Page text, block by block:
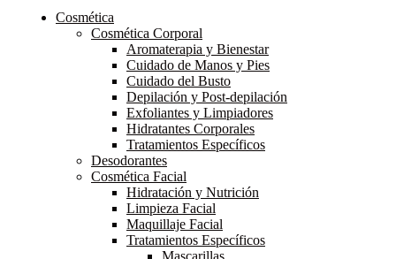
Cosmética
Cosmética Corporal
Aromaterapia y Bienestar
Cuidado de Manos y Pies
Cuidado del Busto
Depilación y Post-depilación
Exfoliantes y Limpiadores
Hidratantes Corporales
Tratamientos Específicos
Desodorantes
Cosmética Facial
Hidratación y Nutrición
Limpieza Facial
Maquillaje Facial
Tratamientos Específicos
Mascarillas